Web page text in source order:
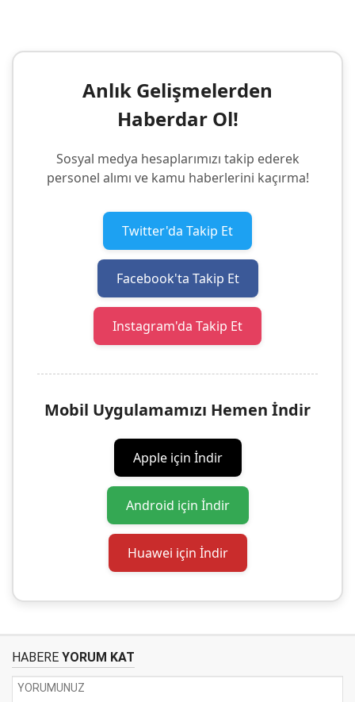
Anlık Gelişmelerden
Haberdar Ol!
Sosyal medya hesaplarımızı takip ederek
personel alımı ve kamu haberlerini kaçırma!
Twitter'da Takip Et
Facebook'ta Takip Et
Instagram'da Takip Et
Mobil Uygulamamızı Hemen İndir
Apple için İndir
Android için İndir
Huawei için İndir
HABERE YORUM KAT